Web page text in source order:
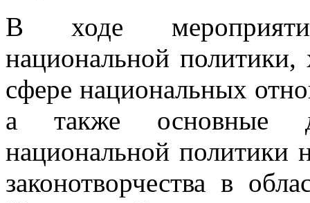
В ходе
национальной политики,
сфере национальных
а также основные
национальной политики
законотворчества в